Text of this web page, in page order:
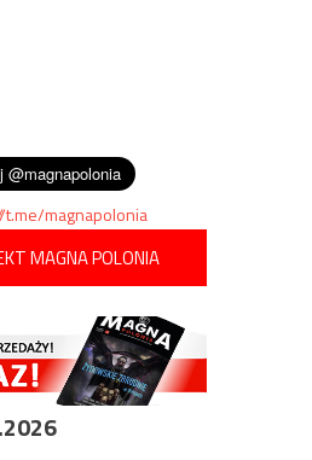
t.me/magnapolonia
MAGNA POLONIA